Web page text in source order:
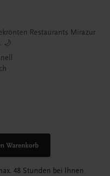
Restaurants Mirazur
🌙
Warenkorb
48 Stunden bei Ihnen